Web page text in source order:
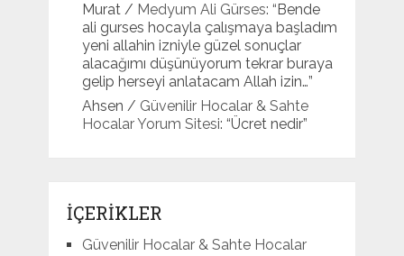
Murat/ Medyum Ali Gürses: “ Bende
ali gurses hocayla çalışmaya başladım
yeni allahin izniyle güzel sonuçlar
alacağımı düşünüyorum tekrar buraya
gelip herseyi anlatacam Allah izin…”
Ahsen / Güvenilir Hocalar & Sahte
Hocalar Yorum Sitesi: “Ücret nedir”
İÇERİKLER
Güvenilir Hocalar & Sahte Hocalar